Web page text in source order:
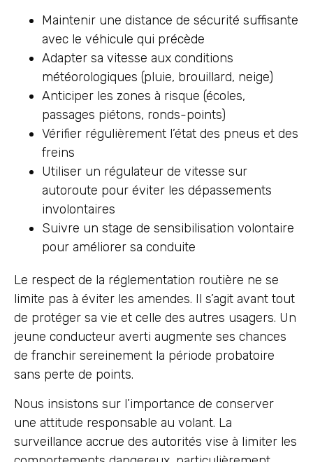
Maintenir une distance de sécurité suffisante
avec le véhicule qui précède
Adapter sa vitesse aux conditions
météorologiques (pluie, brouillard, neige)
Anticiper les zones à risque (écoles,
passages piétons, ronds-points)
Vérifier régulièrement l’état des pneus et des
freins
Utiliser un régulateur de vitesse sur
autoroute pour éviter les dépassements
involontaires
Suivre un stage de sensibilisation volontaire
pour améliorer sa conduite
Le respect de la réglementation routière ne se
limite pas à éviter les amendes. Il s’agit avant tout
de protéger sa vie et celle des autres usagers. Un
jeune conducteur averti augmente ses chances
de franchir sereinement la période probatoire
sans perte de points.
Nous insistons sur l’importance de conserver
une attitude responsable au volant. La
surveillance accrue des autorités vise à limiter les